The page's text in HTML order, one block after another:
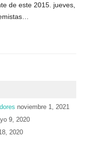
de este 2015. jueves,
noviembre 1, 2021
9, 2020
2020